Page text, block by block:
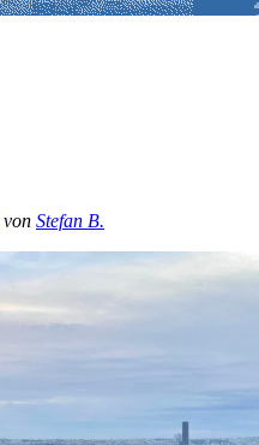
von Stefan B.